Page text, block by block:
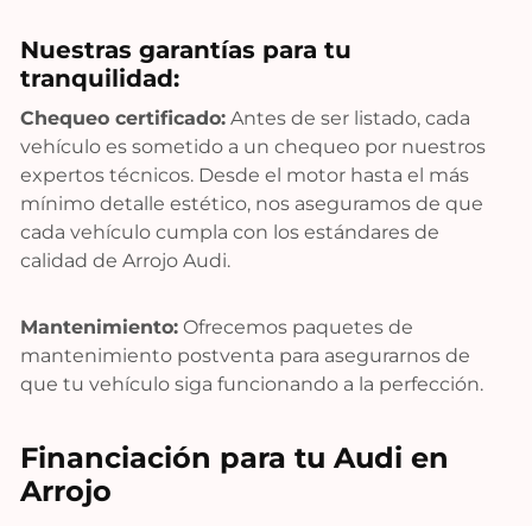
Nuestras garantías para tu
tranquilidad:
Chequeo certificado: Antes de ser listado, cada
vehículo es sometido a un chequeo por nuestros
expertos técnicos. Desde el motor hasta el más
mínimo detalle estético, nos aseguramos de que
cada vehículo cumpla con los estándares de
calidad de Arrojo Audi.
Mantenimiento: Ofrecemos paquetes de
mantenimiento postventa para asegurarnos de
que tu vehículo siga funcionando a la perfección.
Financiación para tu Audi en
Arrojo